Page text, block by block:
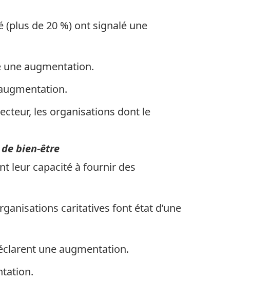
de 20 %) ont signalé une
une augmentation.
les organisations dont le
bien-être
leur capacité à fournir des
caritatives font état d’une
une augmentation.